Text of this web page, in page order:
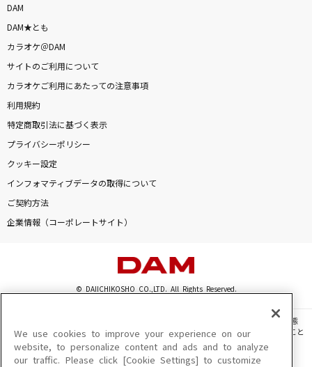
DAM
DAM★とも
カラオケ＠DAM
サイトのご利用について
カラオケご利用にあたっての注意事項
利用規約
特定商取引法に基づく表示
プライバシーポリシー
クッキー設定
インフォマティブデータの取得について
ご契約方法
企業情報（コーポレートサイト）
© DAIICHIKOSHO CO.,LTD. All Rights Reserved.
このサイトに掲載されている一切の文章・画像・写真・動画・音声等を、手段や形態
を問わず、著作権法の定める範囲を超えて無断で複製、転載、ファイル化などすること
を禁じます。
楽曲及びコンテンツは、機種によりご利用いただけない場合があります。
We use cookies to improve your experience on our
website, to personalize content and ads and to analyze
our traffic. Please click [Cookie Settings] to customize